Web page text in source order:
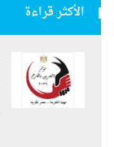
الأكثر قراءة